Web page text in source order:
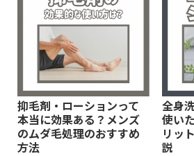
抑毛剤・ローションって
本当に効果ある？メンズ
のムダ毛処理のおすすめ
方法
全身
使い
リッ
説